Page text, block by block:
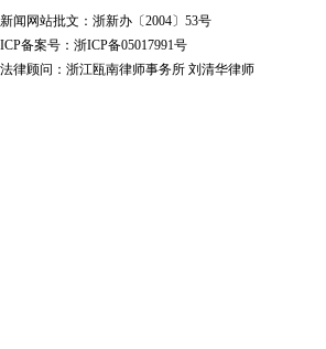
新闻网站批文：浙新办〔2004〕53号
ICP备案号：浙ICP备05017991号
法律顾问：浙江瓯南律师事务所 刘清华律师